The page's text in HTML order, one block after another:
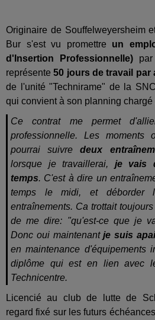
Originaire de Souffelweyersheim
Bur s'est vu promettre un
d'Insertion Professionnelle)par
représente50 jours de travail par
de l'unité "Technirame" de la
qui convient à son planning chargé
Ce contrat me permet
professionnelle. Les
pourrai suivredeux
lorsque je travaillerai, je vais
temps. C'est à dire un
temps le midi, et déborder
entraînements. Ca trottait
de me dire: "qu'est-ce que je
Donc oui maintenantje suis
en maintenance d'équipements
diplôme qui est en lien avec
Technicentre.
Licencié au club de lutte de
regard fixé sur les futurs